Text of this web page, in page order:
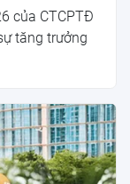
của CTCPTĐ
tăng trưởng